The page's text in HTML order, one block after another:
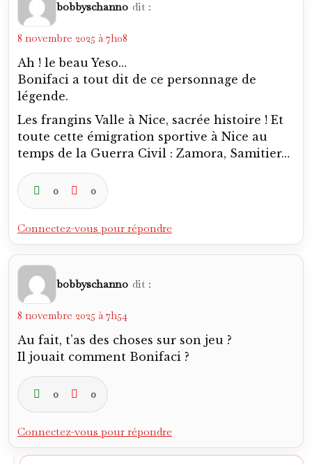
Connectez-vous pour répondre
bobbyschanno
8 novembre 2025 à 7h54
Au fait, t’as des choses sur son jeu ?
0 0
Connectez-vous pour répondre
Écoute, à Bologne, on louait son endurance
de Guardiola. Un architecte du milieu de
terrain. D’ailleurs les critiques sur son
injustes. Il n’a jamais été un mec qui
plantait énormément.